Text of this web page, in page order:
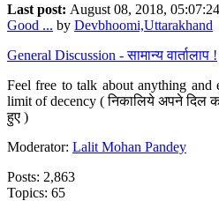
Last post: August 08, 2018,
Good ... by Devbhoomi,Uttarakhand
General Discussion - सामान्य वार्तालाप !
Feel free to talk about anything
limit of decency ( निकालिये अपने दिल
हुए )
Moderator: Lalit Mohan Pandey
Posts: 2,863
Topics: 65